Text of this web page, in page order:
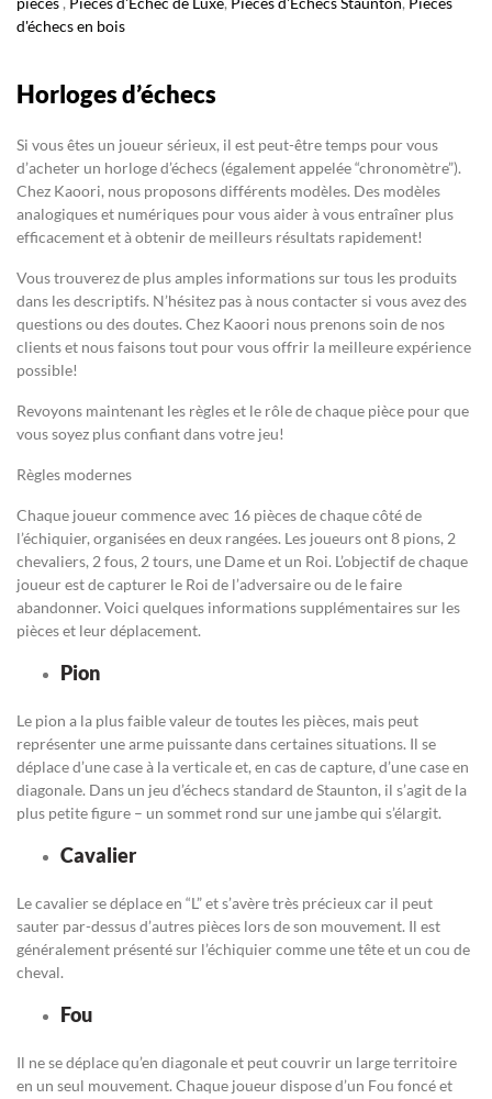
d'échecs en bois
Horloges d’échecs
Si vous êtes un joueur sérieux, il est peut-être temps pour vous
d’acheter un horloge d’échecs (également appelée “chronomètre”).
Chez Kaoori, nous proposons différents modèles. Des modèles
analogiques et numériques pour vous aider à vous entraîner plus
efficacement et à obtenir de meilleurs résultats rapidement!
Vous trouverez de plus amples informations sur tous les produits
dans les descriptifs. N’hésitez pas à nous contacter si vous avez des
questions ou des doutes. Chez Kaoori nous prenons soin de nos
clients et nous faisons tout pour vous offrir la meilleure expérience
possible!
Revoyons maintenant les règles et le rôle de chaque pièce pour que
vous soyez plus confiant dans votre jeu!
Règles modernes
Chaque joueur commence avec 16 pièces de chaque côté de
l’échiquier, organisées en deux rangées. Les joueurs ont 8 pions, 2
chevaliers, 2 fous, 2 tours, une Dame et un Roi. L’objectif de chaque
joueur est de capturer le Roi de l’adversaire ou de le faire
abandonner. Voici quelques informations supplémentaires sur les
pièces et leur déplacement.
Pion
Le pion a la plus faible valeur de toutes les pièces, mais peut
représenter une arme puissante dans certaines situations. Il se
déplace d’une case à la verticale et, en cas de capture, d’une case en
diagonale. Dans un jeu d’échecs standard de Staunton, il s’agit de la
plus petite figure – un sommet rond sur une jambe qui s’élargit.
Cavalier
Le cavalier se déplace en “L” et s’avère très précieux car il peut
sauter par-dessus d’autres pièces lors de son mouvement. Il est
généralement présenté sur l’échiquier comme une tête et un cou de
cheval.
Fou
Il ne se déplace qu’en diagonale et peut couvrir un large territoire
en un seul mouvement. Chaque joueur dispose d’un Fou foncé et